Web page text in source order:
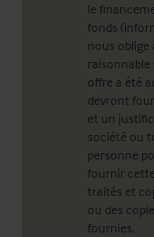
le
fonds
nous oblige
offre a été
devront
et un
société ou
personne
fournir
traités et
ou des
fournies.